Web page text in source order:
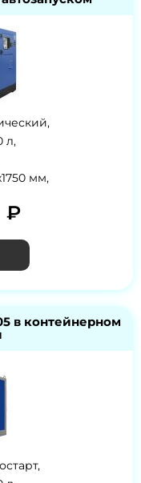
л,
мм,
₽
в контейнерном